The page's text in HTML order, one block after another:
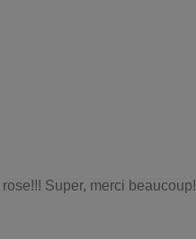
Super, merci beaucoup!